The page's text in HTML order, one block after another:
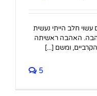
חלב הייתי נעשית
אהבה. האהבה ראשיתה
ומשם [...]
5